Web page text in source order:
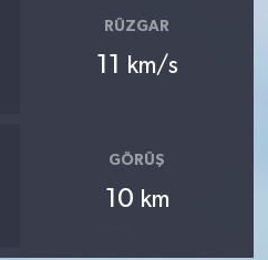
RÜZGAR
11 km/s
GÖRÜŞ
10 km